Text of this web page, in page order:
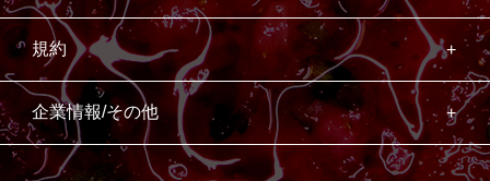
規約
企業情報/その他